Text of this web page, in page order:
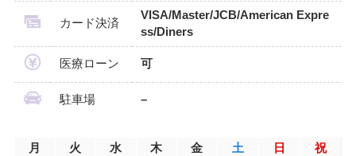
カード決済
VISA/Master/JCB/American Expre
ss/Diners
医療ローン 可
駐車場 –
月 火 水 木 金 土 日 祝